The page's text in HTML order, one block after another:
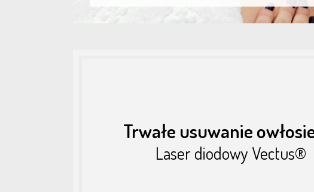
Trwałe usuwanie
Laser diodowy Vectus®